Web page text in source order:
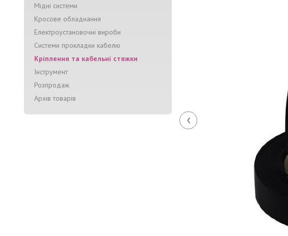
Мідні системи
Кросове обладнання
Електроустановочні вироби
Системи прокладки кабелю
Кріплення та кабельні стяжки
Інструмент
Розпродаж
Архів товарів
‹